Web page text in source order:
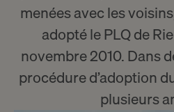
menées avec les
adopté le PLQ de
novembre 2010. Dans
procédure d’adoption
plusieurs